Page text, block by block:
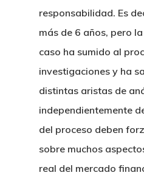
responsabilidad. Es
más de 6 años, pero
caso ha sumido al
investigaciones y ha
distintas aristas de
independientemente
del proceso deben
sobre muchos
real del mercado